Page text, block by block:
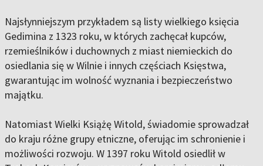
Najsłynniejszym przykładem są listy wielkiego księcia
Gedimina z 1323 roku, w których zachęcał kupców,
rzemieślników i duchownych z miast niemieckich do
osiedlania się w Wilnie i innych częściach Księstwa,
gwarantując im wolność wyznania i bezpieczeństwo
majątku.
Natomiast Wielki Książę Witold, świadomie sprowadzał
do kraju różne grupy etniczne, oferując im schronienie i
możliwości rozwoju. W 1397 roku Witold osiedlił w